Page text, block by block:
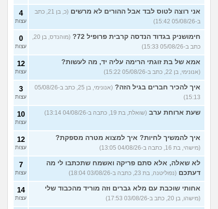
אני רוצה לטוס לבד אבל ההורים לא מרשים
(כ, בן 21, כתב
ב-05/08/26 15:42)
4
עצות
חימושניק בגדוד הנדסה קרבית פרופיל 72?
(מוהנדס, בן 20,
כתב ב-05/08/26 15:33)
0
עצות
אמא של בת זוגתי הרימה עליה יד, מה לעשות?
(אנונימי, בן 22, כתב ב-05/08/26 15:22)
12
עצות
איך להכיר חברים בגיל הזה?
(אנונימי, בן 25, כתב ב-05/08/26
15:13)
3
עצות
שעת ארוחת ערב (שואלת, בת 19, כתבה ב-04/08/26 13:14) 10
עצות
איך להמשיך לחיות? איך למצוא מטרה מספקת?
(מישהי, בת 16, כתבה ב-04/08/26 13:05)
12
עצות
לא שאלה, אלא סתם פריקה ואשמח שתכתבו לי מה
דעתכם (נפוליטנה, בת 23, כתבה ב-03/08/26 18:04)
7
עצות
אחותי שוכבת עם מלא גברים וזה מוריד מהכבוד שלי
(מישהו, בן 20, כתב ב-03/08/26 17:53)
14
עצות